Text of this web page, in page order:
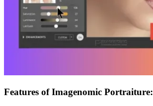
Features of Imagenomic Portraiture: